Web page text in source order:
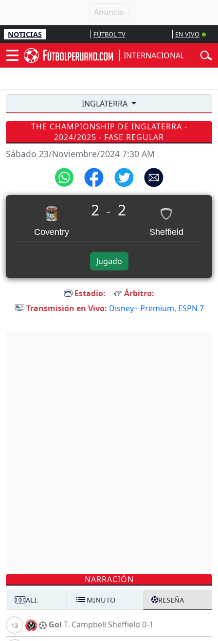
NOTICIAS FÚTBOL TV EN VIVO
INTERNACIONAL
INGLATERRA
THE CHAMPIONSHIP DE INGLATERRA -
2024/2025 - FASE REGULAR
Sábado 23/Noviembre/2024 7:30 AM
Coventry
2 _ 2
Sheffield
Jugado
Estadio:
Árbitro:
Transmisión en Vivo: Disney+ Premium, ESPN 7
NARRACIÓN
ALI. MINUTO RESEÑA
Gol T. Campbell Sheffield 0-1